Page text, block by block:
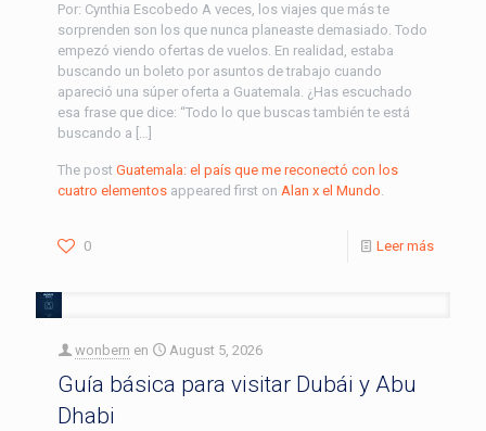
Por: Cynthia Escobedo A veces, los viajes que más te
sorprenden son los que nunca planeaste demasiado. Todo
empezó viendo ofertas de vuelos. En realidad, estaba
buscando un boleto por asuntos de trabajo cuando
apareció una súper oferta a Guatemala. ¿Has escuchado
esa frase que dice: “Todo lo que buscas también te está
buscando a […]
The post Guatemala: el país que me reconectó con los
cuatro elementos appeared first on Alan x el Mundo.
0 Leer más
wonbern en August 5, 2026
Guía básica para visitar Dubái y Abu
Dhabi